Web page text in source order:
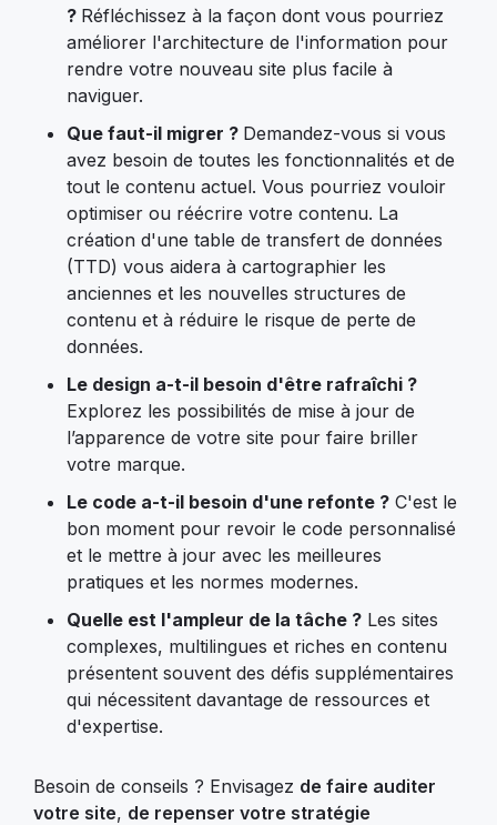
? Réfléchissez à la façon dont vous pourriez
améliorer l'architecture de l'information pour
rendre votre nouveau site plus facile à
naviguer.
Que faut-il migrer ? Demandez-vous si vous
avez besoin de toutes les fonctionnalités et de
tout le contenu actuel. Vous pourriez vouloir
optimiser ou réécrire votre contenu. La
création d'une table de transfert de données
(TTD) vous aidera à cartographier les
anciennes et les nouvelles structures de
contenu et à réduire le risque de perte de
données.
Le design a-t-il besoin d'être rafraîchi ?
Explorez les possibilités de mise à jour de
l’apparence de votre site pour faire briller
votre marque.
Le code a-t-il besoin d'une refonte ? C'est le
bon moment pour revoir le code personnalisé
et le mettre à jour avec les meilleures
pratiques et les normes modernes.
Quelle est l'ampleur de la tâche ? Les sites
complexes, multilingues et riches en contenu
présentent souvent des défis supplémentaires
qui nécessitent davantage de ressources et
d'expertise.
Besoin de conseils ? Envisagez de faire auditer
votre site, de repenser votre stratégie